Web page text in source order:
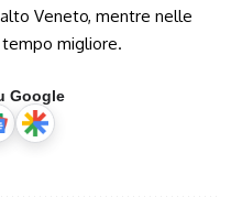
Veneto, mentre nelle
tempo migliore.
Google